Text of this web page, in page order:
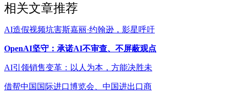
相关文章推荐
AI造假视频坑害斯嘉丽·约翰逊，影星呼吁
OpenAI坚守：承诺AI不审查、不屏蔽观点
AI引领销售变革：以人为本，方能决胜未
借帮中国国际进口博览会、中国进出口商